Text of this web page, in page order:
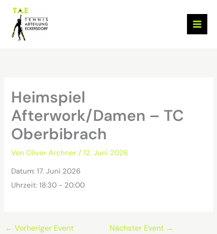
Zum
Inhalt
springen
Heimspiel
Afterwork/Damen – TC
Oberbibrach
VonOliver Archner/12. Juni 2026
Datum:17. Juni 2026
Uhrzeit:18:30 - 20:00
← Vorheriger Event Nächster Event →